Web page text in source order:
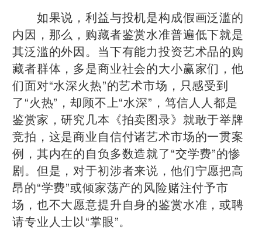
如果说，利益与投机是构成假画泛滥的
内因，那么，购藏者鉴赏水准普遍低下就是
其泛滥的外因。当下有能力投资艺术品的购
藏者群体，多是商业社会的大小赢家们，他
们面对“水深火热”的艺术市场，只感受到
了“火热”，却顾不上“水深”，笃信人人都是
鉴赏家，研究几本《拍卖图录》就敢于举牌
竞拍，这是商业自信付诸艺术市场的一贯案
例，其内在的自负多数造就了“交学费”的惨
剧。但是，对于初涉者来说，他们宁愿把高
昂的“学费”或倾家荡产的风险赌注付予市
场，也不大愿意提升自身的鉴赏水准，或聘
请专业人士以“掌眼”。